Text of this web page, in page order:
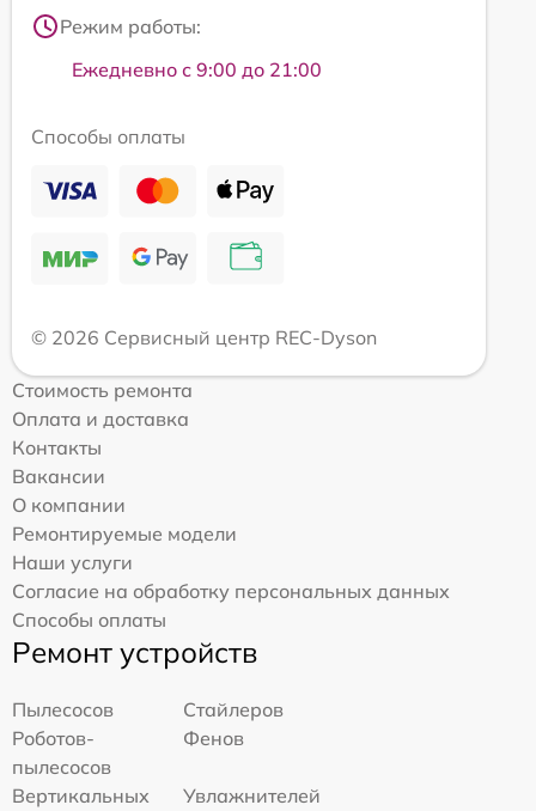
Режим работы:
Ежедневно с 9:00 до 21:00
Способы оплаты
© 2026 Сервисный центр REC-Dyson
Стоимость ремонта
Оплата и доставка
Контакты
Вакансии
О компании
Ремонтируемые модели
Наши услуги
Согласие на обработку персональных данных
Способы оплаты
Ремонт устройств
Пылесосов
Стайлеров
Роботов-
пылесосов
Фенов
Вертикальных
Увлажнителей